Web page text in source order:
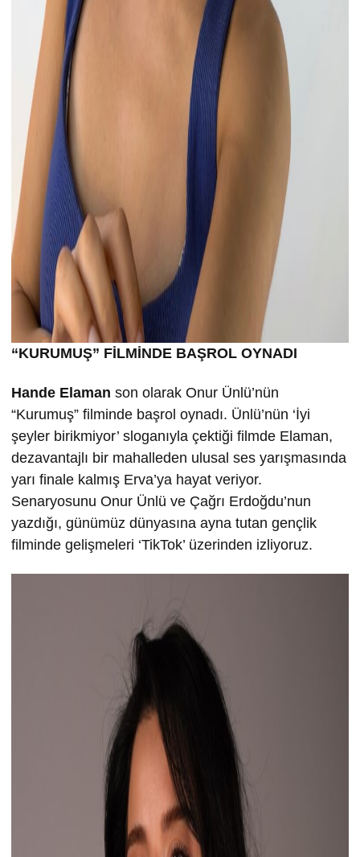
“KURUMUŞ” FİLMİNDE BAŞROL OYNADI
Hande Elaman son olarak Onur Ünlü’nün
“Kurumuş” filminde başrol oynadı. Ünlü’nün ‘İyi
şeyler birikmiyor’ sloganıyla çektiği filmde Elaman,
dezavantajlı bir mahalleden ulusal ses yarışmasında
yarı finale kalmış Erva’ya hayat veriyor.
Senaryosunu Onur Ünlü ve Çağrı Erdoğdu’nun
yazdığı, günümüz dünyasına ayna tutan gençlik
filminde gelişmeleri ‘TikTok’ üzerinden izliyoruz.